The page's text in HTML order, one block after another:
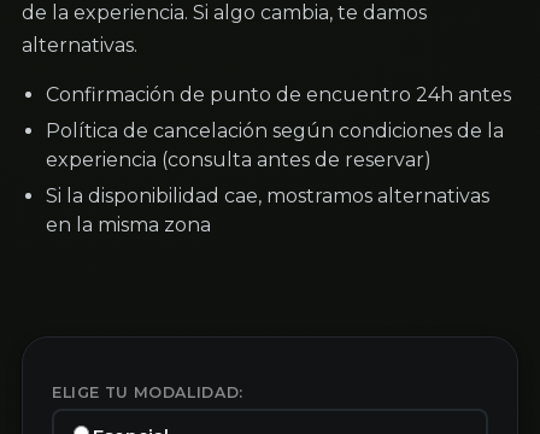
de la experiencia. Si algo cambia, te damos
alternativas.
Confirmación de punto de encuentro 24h antes
Política de cancelación según condiciones de la
experiencia (consulta antes de reservar)
Si la disponibilidad cae, mostramos alternativas
en la misma zona
ELIGE TU MODALIDAD: